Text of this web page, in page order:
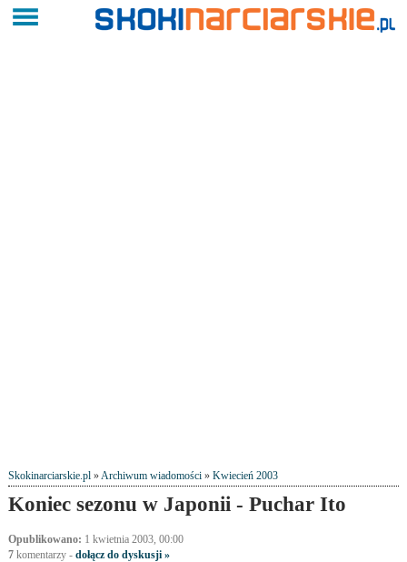
Skokinarciarskie.pl»Archiwum wiadomości» Kwiecień 2003
Koniec sezonu w Japonii - Puchar Ito
Opublikowano: 1 kwietnia 2003, 00:00
7komentarzy- dołącz do dyskusji »